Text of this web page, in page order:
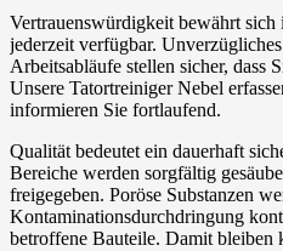
Vertrauenswürdigkeit bewährt
jederzeit verfügbar.
Arbeitsabläufe stellen sicher, dass
Unsere Tatortreiniger Nebel
informieren Sie fortlaufend.
Qualität bedeutet ein dauerhaft
Bereiche werden sorgfältig
freigegeben. Poröse Substanzen
Kontaminationsdurchdringung
betroffene Bauteile. Damit bleiben